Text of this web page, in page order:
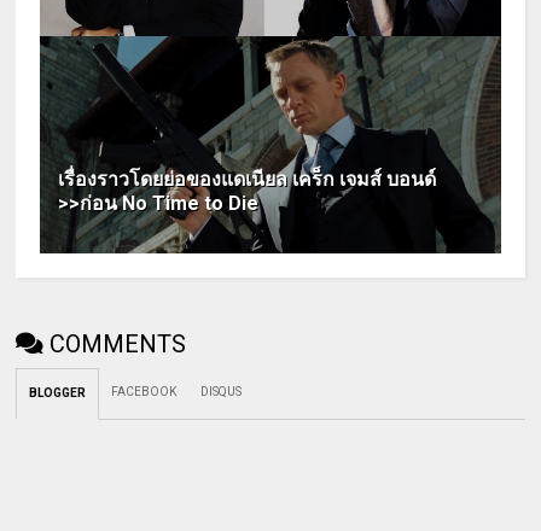
เรื่องราวโดยย่อของแดเนียล เคร็ก เจมส์ บอนด์
>>ก่อน No Time to Die
COMMENTS
BLOGGER FACEBOOK DISQUS